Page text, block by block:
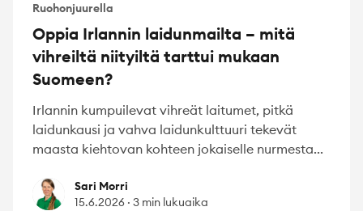
Ruohonjuurella
Oppia Irlannin laidunmailta – mitä
vihreiltä niityiltä tarttui mukaan
Suomeen?
Irlannin kumpuilevat vihreät laitumet, pitkä
laidunkausi ja vahva laidunkulttuuri tekevät
maasta kiehtovan kohteen jokaiselle nurmesta...
Sari MorriSari Morri
15.6.2026 · 3 min lukuaika